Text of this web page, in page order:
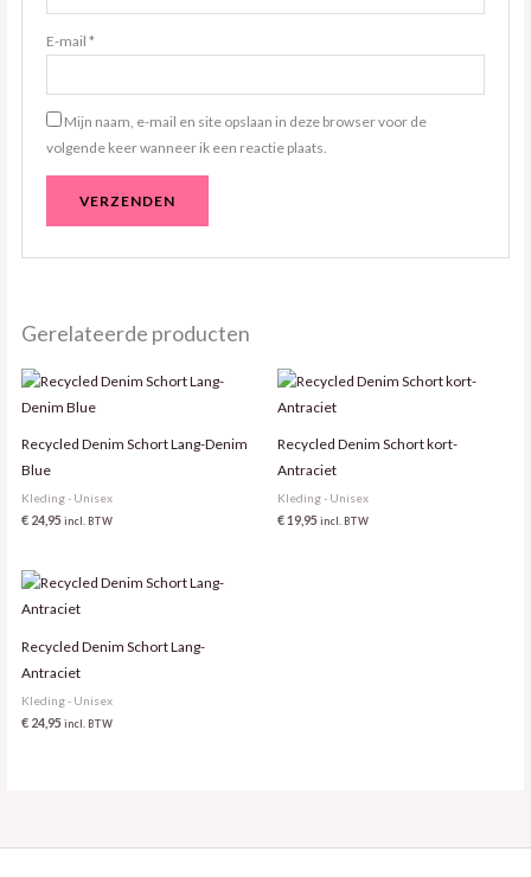
E-mail*
Mijn naam, e-mail en site opslaan in deze browser voor de
volgende keer wanneer ik een reactie plaats.
Gerelateerde producten
Recycled Denim Schort Lang-Denim
Blue
Kleding - Unisex
€ 24,95 incl. BTW
Recycled Denim Schort kort-
Antraciet
Kleding - Unisex
€19,95 incl. BTW
Recycled Denim Schort Lang-
Antraciet
Kleding - Unisex
€ 24,95 incl. BTW